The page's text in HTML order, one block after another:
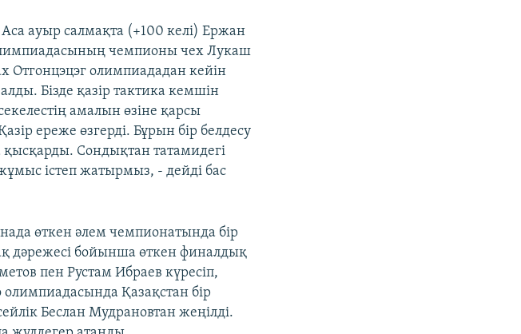
ауыр салмақта (+100 келі) Ержан
чемпионы чех Лукаш
Отгонцэцэг олимпиададан кейін
Бізде қазір тактика кемшін
амалын өзіне қарсы
ереже өзгерді. Бұрын бір белдесу
қысқарды. Сондықтан татамидегі
істеп жатырмыз, - дейді бас
өткен әлем чемпионатында бір
дәрежесі бойынша өткен финалдық
пен Рустам Ибраев күресіп,
Қазақстан бір
Беслан Мудрановтан жеңілді.